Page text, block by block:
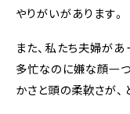
やりがいがあります。
また、私たち夫婦があ
多忙なのに嫌な顔一
かさと頭の柔軟さが、